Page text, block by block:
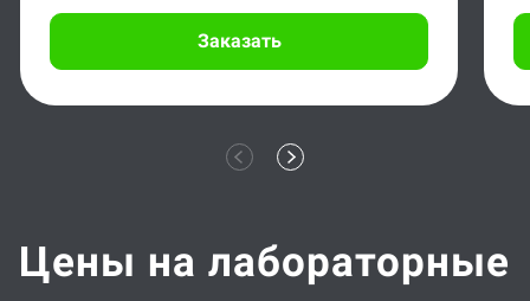
Заказать
Цены на лабораторные